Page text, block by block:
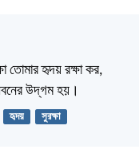
তোমার হৃদয় রক্ষা কর,
উদ্‌গম হয়।
হৃদয় সুরক্ষা